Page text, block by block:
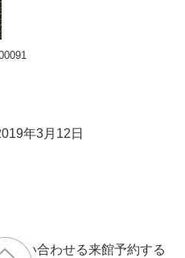
年3月12日
問い合わせる来館予約する